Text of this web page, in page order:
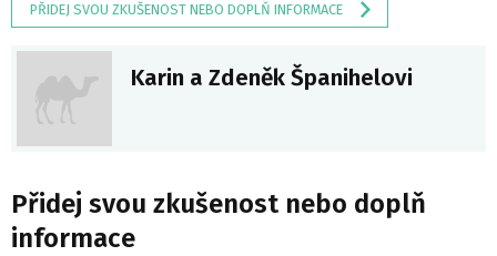
PŘIDEJ SVOU ZKUŠENOST NEBO DOPLŇ INFORMACE
Karin a Zdeněk Španihelovi
Přidej svou zkušenost nebo doplň
informace